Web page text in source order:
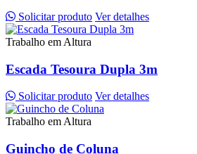
Solicitar produto Ver detalhes
Trabalho em Altura
Escada Tesoura Dupla 3m
Solicitar produto Ver detalhes
Trabalho em Altura
Guincho de Coluna